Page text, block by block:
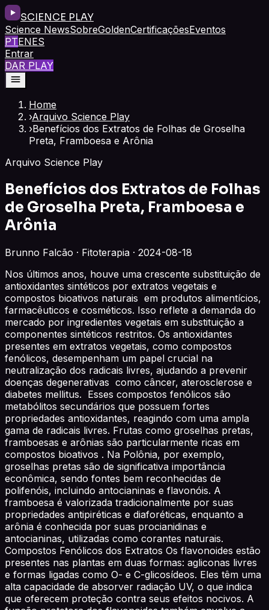
SCIENCE PLAY
Science NewsSobreGoldenCertificaçõesEventos
PTENES
Entrar
DAR PLAY
Home
›Arquivo Science Play
›Benefícios dos Extratos de Folhas de Groselha
Preta, Framboesa e Arônia
Arquivo Science Play
Benefícios dos Extratos de Folhas
de Groselha Preta, Framboesa e
Arônia
Brunno Falcão · Fitoterapia · 2024-08-18
Nos últimos anos, houve uma crescente substituição de
antioxidantes sintéticos por extratos vegetais e
compostos bioativos naturais em produtos alimentícios,
farmacêuticos e cosméticos. Isso reflete a demanda do
mercado por ingredientes vegetais em substituição a
componentes sintéticos restritos. Os antioxidantes
presentes em extratos vegetais, como compostos
fenólicos, desempenham um papel crucial na
neutralização dos radicais livres, ajudando a prevenir
doenças degenerativas como câncer, aterosclerose e
diabetes mellitus. Esses compostos fenólicos são
metabólitos secundários que possuem fortes
propriedades antioxidantes, reagindo com uma ampla
gama de radicais livres. Frutas como groselhas pretas,
framboesas e arônias são particularmente ricas em
compostos bioativos . Na Polônia, por exemplo,
groselhas pretas são de significativa importância
econômica, sendo fontes bem reconhecidas de
polifenóis, incluindo antocianinas e flavonóis. A
framboesa é valorizada tradicionalmente por suas
propriedades antipiréticas e diaforéticas, enquanto a
arônia é conhecida por suas procianidinas e
antocianinas, utilizadas como corantes naturais.
Compostos Fenólicos dos Extratos Os flavonoides estão
presentes nas plantas em duas formas: agliconas livres
e formas ligadas como O- e C-glicosídeos. Eles têm uma
alta capacidade de absorver radiação UV, o que indica
que oferecem proteção contra seus efeitos nocivos. A